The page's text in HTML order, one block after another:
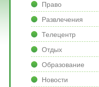
Право
Развлечения
Телецентр
Отдых
Образование
Новости